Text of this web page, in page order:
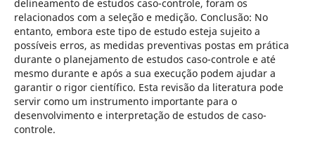
delineamento de estudos caso-controle, foram os
relacionados com a seleção e medição. Conclusão: No
entanto, embora este tipo de estudo esteja sujeito a
possíveis erros, as medidas preventivas postas em prática
durante o planejamento de estudos caso-controle e até
mesmo durante e após a sua execução podem ajudar a
garantir o rigor científico. Esta revisão da literatura pode
servir como um instrumento importante para o
desenvolvimento e interpretação de estudos de caso-
controle.